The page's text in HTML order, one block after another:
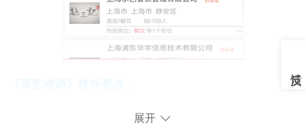
门到进阶，全面提升自己的烹饪料理技能。
展开